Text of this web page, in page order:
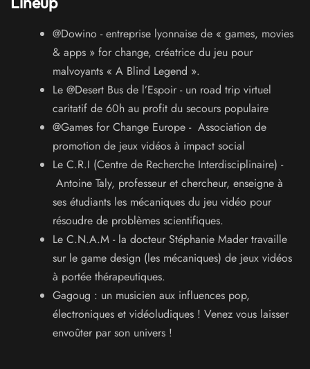
@Dowino - entreprise lyonnaise de « games, movies
& apps » for change, créatrice du jeu pour
malvoyants « A Blind Legend ».
Le @Desert Bus de l’Espoir - un road trip virtuel
caritatif de 60h au profit du secours populaire
@Games for Change Europe - Association de
promotion de jeux vidéos à impact social
Le C.R.I (Centre de Recherche Interdisciplinaire) -
Antoine Taly, professeur et chercheur, enseigne à
ses étudiants les mécaniques du jeu vidéo pour
résoudre de problèmes scientifiques.
Le C.N.A.M - la docteur Stéphanie Mader travaille
sur le game design (les mécaniques) de jeux vidéos
à portée thérapeutiques.
Gagoug : un musicien aux influences pop,
électroniques et vidéoludiques ! Venez vous laisser
envoûter par son univers !